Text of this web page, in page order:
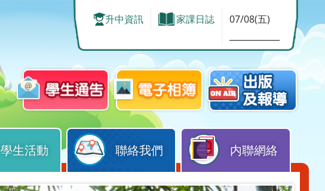
升中資訊 家課日誌
07/08(五)
學生活動 聯絡我們 内聯網絡